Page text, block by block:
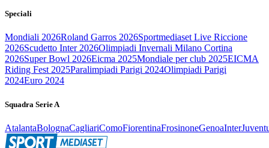
Speciali
Mondiali 2026Roland Garros 2026Sportmediaset Live Riccione
2026Scudetto Inter 2026Olimpiadi Invernali Milano Cortina
2026Super Bowl 2026Eicma 2025Mondiale per club 2025EICMA
Riding Fest 2025Paralimpiadi Parigi 2024Olimpiadi Parigi
2024Euro 2024
Squadra Serie A
AtalantaBolognaCagliariComoFiorentinaFrosinoneGenoaInter